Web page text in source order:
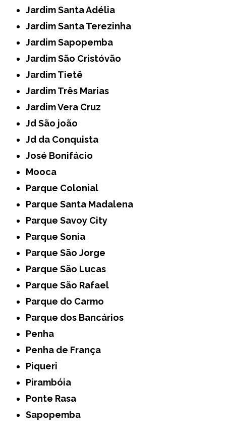
Jardim Santa Adélia
Jardim Santa Terezinha
Jardim Sapopemba
Jardim São Cristóvão
Jardim Tietê
Jardim Três Marias
Jardim Vera Cruz
Jd São joão
Jd da Conquista
José Bonifácio
Mooca
Parque Colonial
Parque Santa Madalena
Parque Savoy City
Parque Sonia
Parque São Jorge
Parque São Lucas
Parque São Rafael
Parque do Carmo
Parque dos Bancários
Penha
Penha de França
Piqueri
Pirambóia
Ponte Rasa
Sapopemba